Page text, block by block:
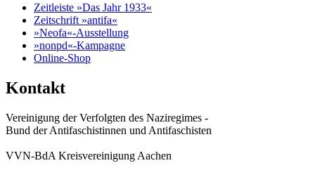
Zeitleiste »Das Jahr 1933«
Zeitschrift »antifa«
»Neofa«-Ausstellung
»nonpd«-Kampagne
Online-Shop
Kontakt
Vereinigung der Verfolgten des Naziregimes -
Bund der Antifaschistinnen und Antifaschisten
VVN-BdA Kreisvereinigung Aachen